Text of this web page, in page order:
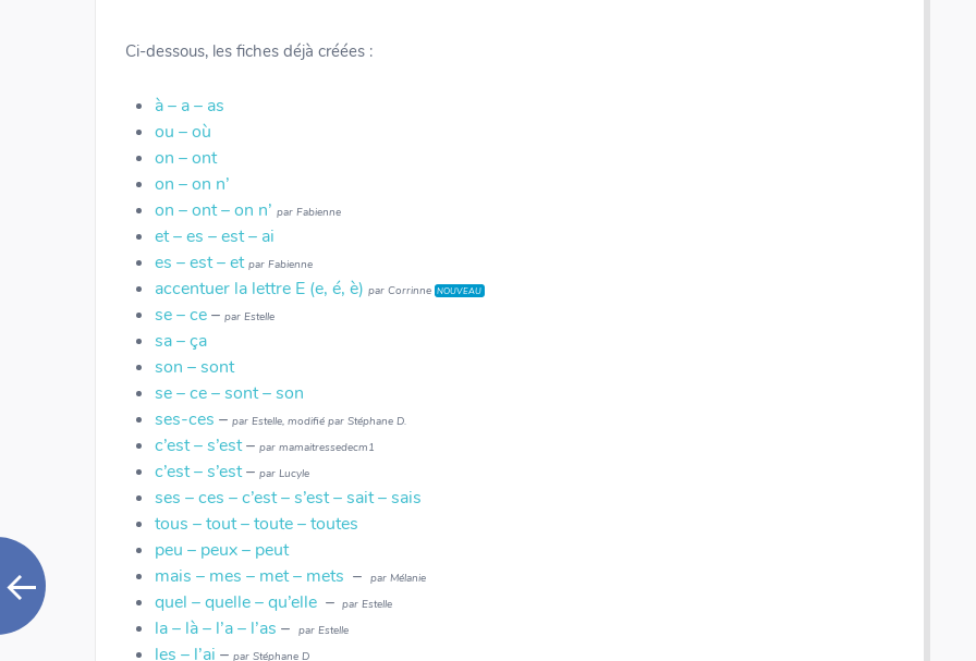
Ci-dessous, les fiches déjà créées :
à – a – as
ou – où
on – ont
on – on n’
on – ont – on n’ par Fabienne
et – es – est – ai
es – est – et par Fabienne
accentuer la lettre E (e, é, è) par Corrinne NOUVEAU
se – ce– par Estelle
sa – ça
son – sont
se – ce – sont – son
ses-ces – par Estelle, modifié par Stéphane D.
c’est – s’est– par mamaitressedecm1
c’est – s’est– par Lucyle
ses – ces – c’est – s’est – sait – sais
tous – tout – toute – toutes
peu – peux – peut
mais – mes – met – mets – par Mélanie
quel – quelle – qu’elle – par Estelle
la – là – l’a – l’as – par Estelle
les – l’ai – par Stéphane D